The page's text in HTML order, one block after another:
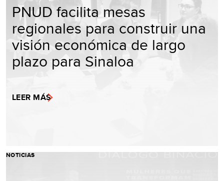
PNUD facilita mesas
regionales para construir una
visión económica de largo
plazo para Sinaloa
LEER MÁS
NOTICIAS